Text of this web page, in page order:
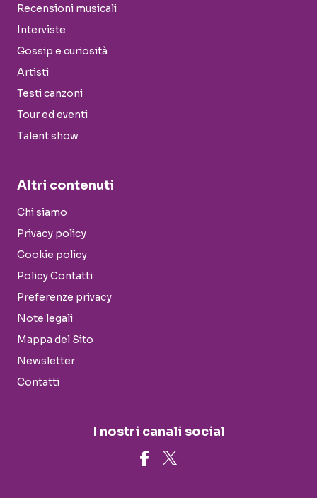
Recensioni musicali
Interviste
Gossip e curiosità
Artisti
Testi canzoni
Tour ed eventi
Talent show
Altri contenuti
Chi siamo
Privacy policy
Cookie policy
Policy Contatti
Preferenze privacy
Note legali
Mappa del Sito
Newsletter
Contatti
I nostri canali social